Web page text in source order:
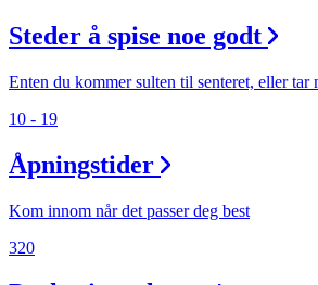
Steder å spise noe godt
Enten du kommer sulten til senteret, eller tar
10 - 19
Åpningstider
Kom innom når det passer deg best
320